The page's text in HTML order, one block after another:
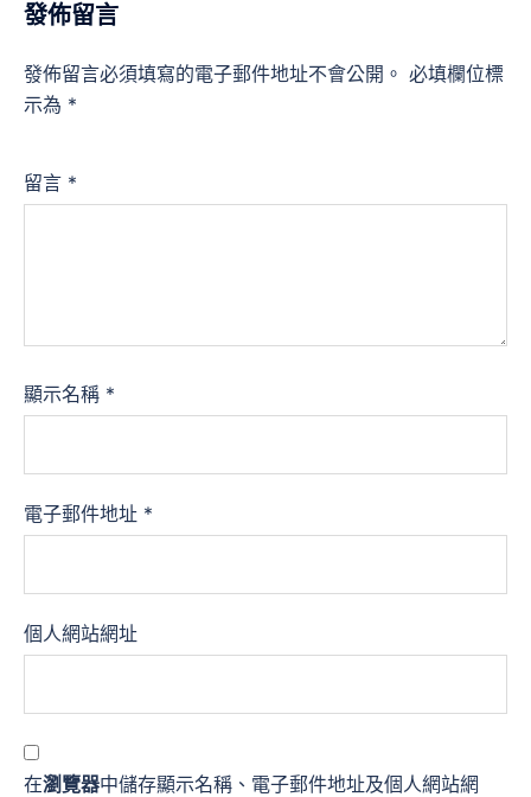
發佈留言
發佈留言必須填寫的電子郵件地址不會公開。 必填欄位標
示為 *
留言 *
顯示名稱 *
電子郵件地址 *
個人網站網址
在瀏覽器中儲存顯示名稱、電子郵件地址及個人網站網